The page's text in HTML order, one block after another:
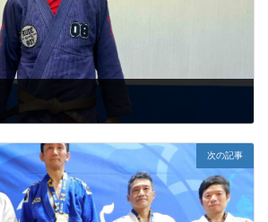
次の記事